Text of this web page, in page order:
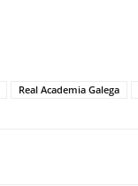
Real Academia Galega